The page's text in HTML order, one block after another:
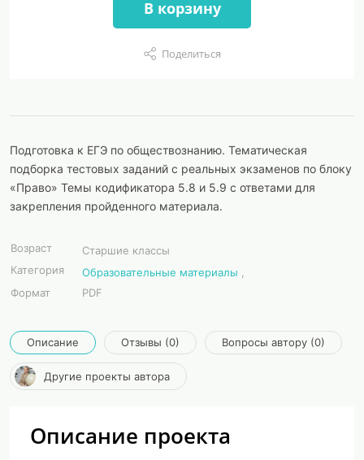
В корзину
Поделиться
Подготовка к ЕГЭ по обществознанию. Тематическая
подборка тестовых заданий с реальных экзаменов по блоку
«Право» Темы кодификатора 5.8 и 5.9 с ответами для
закрепления пройденного материала.
Возраст
Старшие классы
Категория
Образовательные материалы
Формат
PDF
Описание Отзывы (0) Вопросы автору (0)
Другие проекты автора
Описание проекта